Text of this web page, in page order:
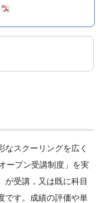
なスクーリングを広く
ープン受講制度」を実
が受講，又は既に科目
です。成績の評価や単